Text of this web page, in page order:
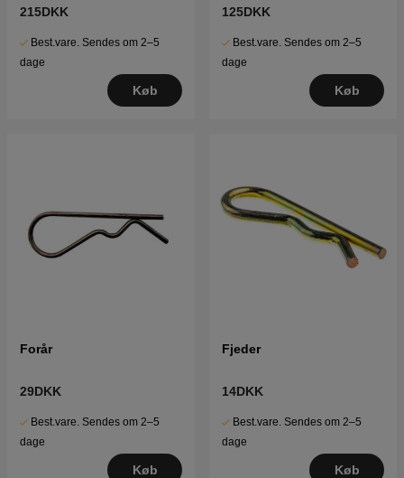
215DKK
Best.vare. Sendes om 2–5
dage
Køb
125DKK
Best.vare. Sendes om 2–5
dage
Køb
Forår
29DKK
Best.vare. Sendes om 2–5
dage
Køb
Fjeder
14DKK
Best.vare. Sendes om 2–5
dage
Køb